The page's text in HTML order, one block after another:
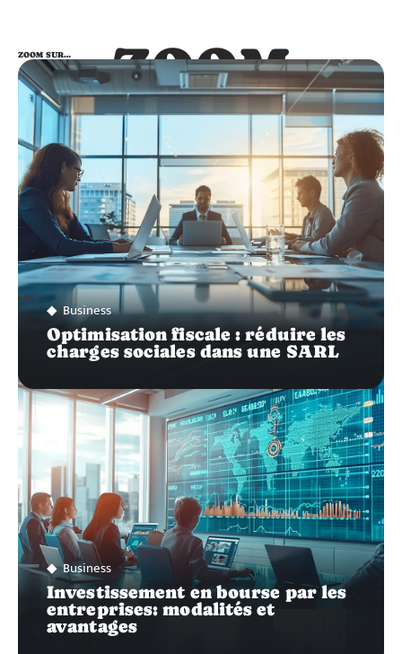
ZOOM
SUR…
ZOOM SUR…
Business
Optimisation fiscale : réduire les
charges sociales dans une SARL
Business
Investissement en bourse par les
entreprises: modalités et
avantages